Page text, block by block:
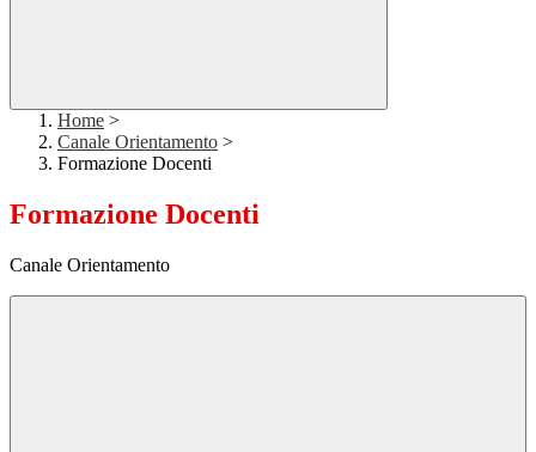
Home >
Canale Orientamento >
Formazione Docenti
Formazione Docenti
Canale Orientamento